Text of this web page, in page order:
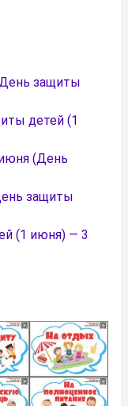
защиты
детей (1
(День
защиты
(1 июня) — 3